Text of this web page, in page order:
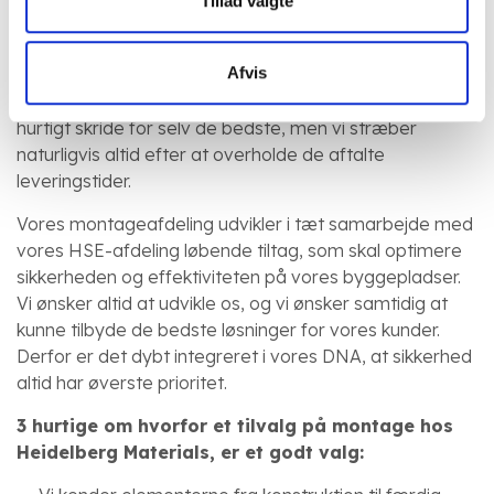
Afvis
montører, samarbejdspartnere eller leverandører.
Som leverandør af montageløsninger ved vi, hvor
vigtigt det er at overholde aftaler og have en god og
løbende dialog med dig som kunde. Tidsplaner kan
hurtigt skride for selv de bedste, men vi stræber
naturligvis altid efter at overholde de aftalte
leveringstider.
Vores montageafdeling udvikler i tæt samarbejde med
vores HSE-afdeling løbende tiltag, som skal optimere
sikkerheden og effektiviteten på vores byggepladser.
Vi ønsker altid at udvikle os, og vi ønsker samtidig at
kunne tilbyde de bedste løsninger for vores kunder.
Derfor er det dybt integreret i vores DNA, at sikkerhed
altid har øverste prioritet.
3 hurtige om hvorfor et tilvalg på montage hos
Heidelberg Materials, er et godt valg: